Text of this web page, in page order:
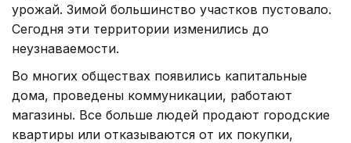
урожай. Зимой большинство участков пустовало.
Сегодня эти территории изменились до
неузнаваемости.
Во многих обществах появились капитальные
дома, проведены коммуникации, работают
магазины. Все больше людей продают городские
квартиры или отказываются от их покупки,